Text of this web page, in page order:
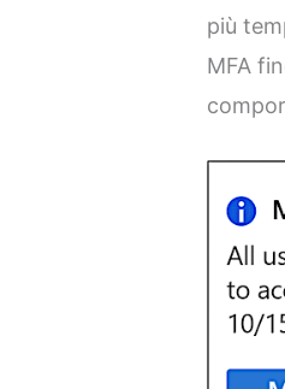
più
MFA